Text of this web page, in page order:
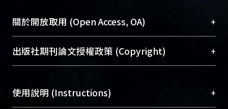
成果。
To permanently archive and promote researcher
profiles and scholarly works, Library integrates the
services of “NTU Repository” with “Academic
Sciences Library)
關於開放取用 (Open Access, OA) +
開放取用是從使用者角度提升資訊取用性的社會運
動，應用在學術研究上是透過將研究著作公開供使
用逐年攀升。同時可加速研究發展、提升研究影響
出版社期刊論文授權政策 (Copyright) +
含部分內容的版權非匯入者所有，或由第三方贊
助與合作完成，請確認該版權所有者及第三方同
使用說明 (Instructions) +